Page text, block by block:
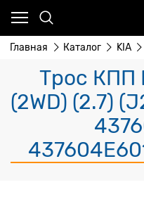
Главная Каталог KIA
Трос КПП
(2WD) (2.7)